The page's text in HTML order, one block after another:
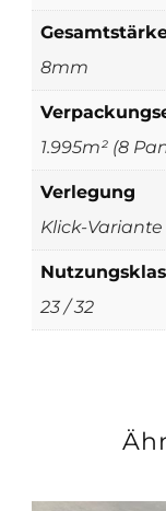
8mm
1.995m² (8
Verlegung
Klick-Variante
23 / 32